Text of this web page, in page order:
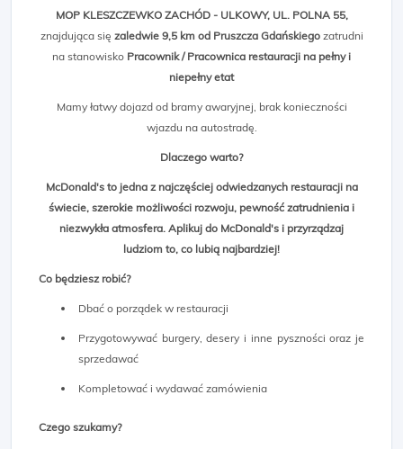
MOP KLESZCZEWKO ZACHÓD - ULKOWY, UL. POLNA 55,
znajdująca się zaledwie 9,5 km od Pruszcza Gdańskiegozatrudni
na stanowisko Pracownik / Pracownica restauracji na pełny i
niepełny etat
Mamy łatwy dojazd od bramy awaryjnej, brak konieczności
wjazdu na autostradę.
Dlaczego warto?
McDonald's to jedna z najczęściej odwiedzanych restauracji na
świecie, szerokie możliwości rozwoju, pewność zatrudnienia i
niezwykła atmosfera. Aplikuj do McDonald's i przyrządzaj
ludziom to, co lubią najbardziej!
Co będziesz robić?
Dbać o porządek w restauracji
Przygotowywać burgery, desery i inne pyszności oraz je
sprzedawać
Kompletować i wydawać zamówienia
Czego szukamy?